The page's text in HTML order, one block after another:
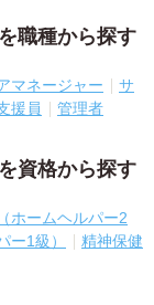
職種から探す
マネージャー
サ
援員 管理者
資格から探す
ホームヘルパー2
ー1級）
精神保健